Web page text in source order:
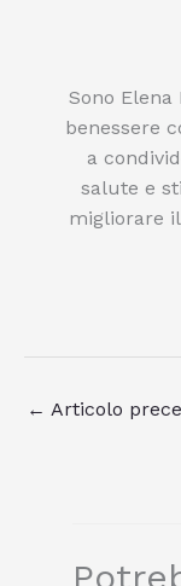
Sono
benessere
a
salute e
migliorare
← Articolo